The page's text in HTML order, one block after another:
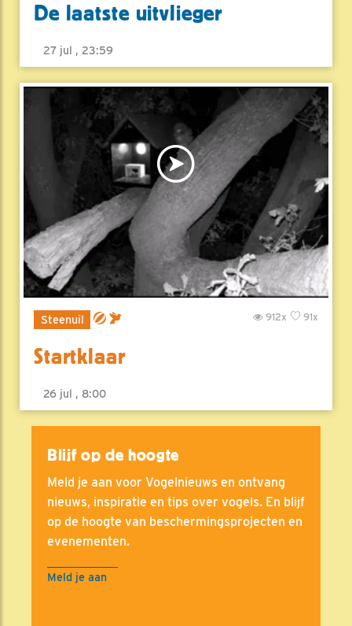
De laatste uitvlieger
27 jul , 23:59
Steenuil 91x
912x
Startklaar
26 jul , 8:00
Blijf op de hoogte
Meld je aan voor Vogelnieuws en ontvang
nieuws, inspiratie en tips over vogels. En blijf
op de hoogte van beschermingsprojecten en
evenementen.
Meld je aan